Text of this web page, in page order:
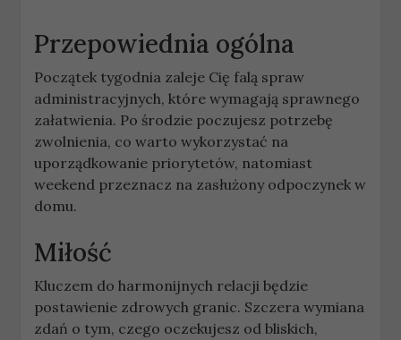
Przepowiednia ogólna
Początek tygodnia zaleje Cię falą spraw
administracyjnych, które wymagają sprawnego
załatwienia. Po środzie poczujesz potrzebę
zwolnienia, co warto wykorzystać na
uporządkowanie priorytetów, natomiast
weekend przeznacz na zasłużony odpoczynek w
domu.
Miłość
Kluczem do harmonijnych relacji będzie
postawienie zdrowych granic. Szczera wymiana
zdań o tym, czego oczekujesz od bliskich,